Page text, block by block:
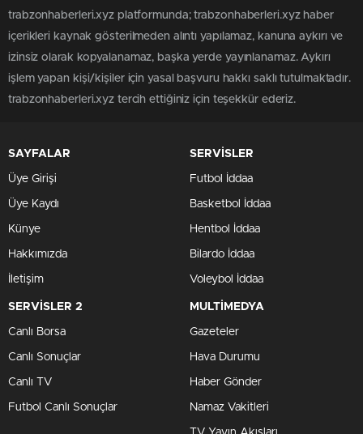
trabzonhaberleri.xyz platformunda; trabzonhaberleri.xyz haber
içerikleri kaynak gösterilmeden alıntı yapılamaz, kanuna aykırı ve
izinsiz olarak kopyalanamaz, başka yerde yayınlanamaz. Aykırı
işlem yapan kişi/kişiler için yasal başvuru hakkı saklı tutulmaktadır.
trabzonhaberleri.xyz tercih ettiğiniz için teşekkür ederiz.
SAYFALAR
Üye Girişi
Üye Kaydı
Künye
Hakkımızda
İletişim
SERVİSLER
Futbol İddaa
Basketbol İddaa
Hentbol İddaa
Bilardo İddaa
Voleybol İddaa
SERVİSLER 2
Canlı Borsa
Canlı Sonuçlar
Canlı TV
Futbol Canlı Sonuçlar
MULTİMEDYA
Gazeteler
Hava Durumu
Haber Gönder
Namaz Vakitleri